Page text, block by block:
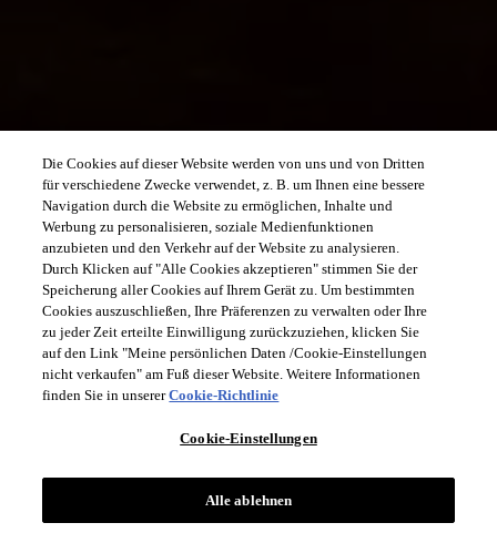
Die Cookies auf dieser Website werden von uns und von Dritten
für verschiedene Zwecke verwendet, z. B. um Ihnen eine bessere
Navigation durch die Website zu ermöglichen, Inhalte und
Werbung zu personalisieren, soziale Medienfunktionen
anzubieten und den Verkehr auf der Website zu analysieren.
Durch Klicken auf "Alle Cookies akzeptieren" stimmen Sie der
Speicherung aller Cookies auf Ihrem Gerät zu. Um bestimmten
Cookies auszuschließen, Ihre Präferenzen zu verwalten oder Ihre
zu jeder Zeit erteilte Einwilligung zurückzuziehen, klicken Sie
auf den Link "Meine persönlichen Daten /Cookie-Einstellungen
nicht verkaufen" am Fuß dieser Website. Weitere Informationen
finden Sie in unsererCookie-Richtlinie
Cookie-Einstellungen
Alle ablehnen